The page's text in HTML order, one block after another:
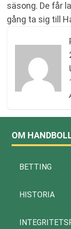
säsong. De får
gång ta sig till
OM
BETTING
HISTORIA